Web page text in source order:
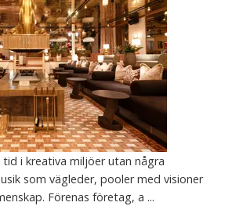
tid i kreativa miljöer utan några
som vägleder, pooler med visioner
Förenas företag, a ...